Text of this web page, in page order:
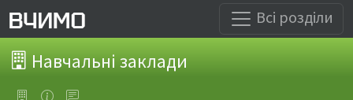
Всі розділи
Навчальні заклади